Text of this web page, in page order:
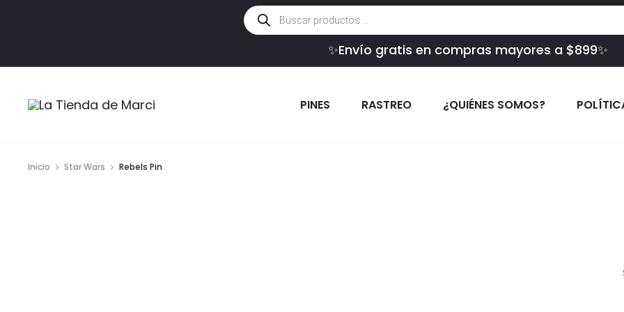
Búsqueda
de
productos
✨Envío gratis en compras mayores a $899✨
PINES RASTREO ¿QUIÉNES SOMOS?
Inicio Star Wars Rebels Pin